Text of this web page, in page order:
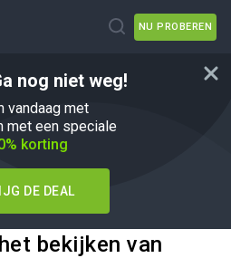
NU PROBEREN
nog niet weg!
vandaag met
met een speciale
korting
DE DEAL
bekijken van